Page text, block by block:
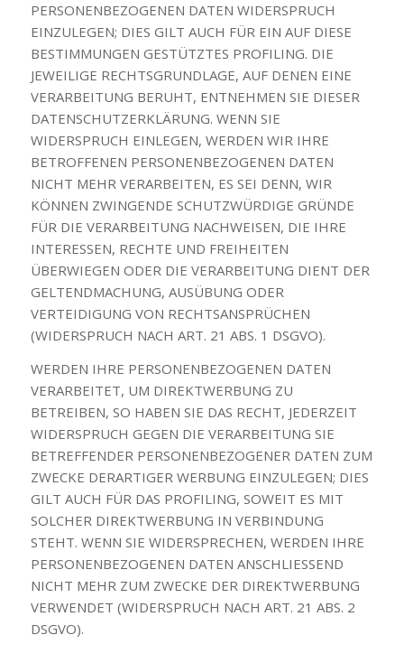
PERSONENBEZOGENEN DATEN WIDERSPRUCH
EINZULEGEN; DIES GILT AUCH FÜR EIN AUF DIESE
BESTIMMUNGEN GESTÜTZTES PROFILING. DIE
JEWEILIGE RECHTSGRUNDLAGE, AUF DENEN EINE
VERARBEITUNG BERUHT, ENTNEHMEN SIE DIESER
DATENSCHUTZERKLÄRUNG. WENN SIE
WIDERSPRUCH EINLEGEN, WERDEN WIR IHRE
BETROFFENEN PERSONENBEZOGENEN DATEN
NICHT MEHR VERARBEITEN, ES SEI DENN, WIR
KÖNNEN ZWINGENDE SCHUTZWÜRDIGE GRÜNDE
FÜR DIE VERARBEITUNG NACHWEISEN, DIE IHRE
INTERESSEN, RECHTE UND FREIHEITEN
ÜBERWIEGEN ODER DIE VERARBEITUNG DIENT DER
GELTENDMACHUNG, AUSÜBUNG ODER
VERTEIDIGUNG VON RECHTSANSPRÜCHEN
(WIDERSPRUCH NACH ART. 21 ABS. 1 DSGVO).
WERDEN IHRE PERSONENBEZOGENEN DATEN
VERARBEITET, UM DIREKTWERBUNG ZU
BETREIBEN, SO HABEN SIE DAS RECHT, JEDERZEIT
WIDERSPRUCH GEGEN DIE VERARBEITUNG SIE
BETREFFENDER PERSONENBEZOGENER DATEN ZUM
ZWECKE DERARTIGER WERBUNG EINZULEGEN; DIES
GILT AUCH FÜR DAS PROFILING, SOWEIT ES MIT
SOLCHER DIREKTWERBUNG IN VERBINDUNG
STEHT. WENN SIE WIDERSPRECHEN, WERDEN IHRE
PERSONENBEZOGENEN DATEN ANSCHLIESSEND
NICHT MEHR ZUM ZWECKE DER DIREKTWERBUNG
VERWENDET (WIDERSPRUCH NACH ART. 21 ABS. 2
DSGVO).